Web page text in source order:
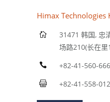
Himax Technologies
31471 韩国, 忠
场路210(长在
+82-41-560-
+82-41-558-